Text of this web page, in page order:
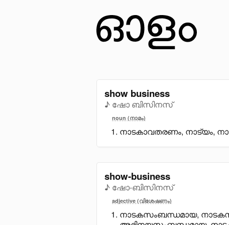
show business
♪ ഷോ ബിസിനസ്
noun (നാമം)
നാടകാവതരണം, നാട്യം,
show-business
♪ ഷോ-ബിസിനസ്
adjective (വിശേഷണം)
നാടകസംബന്ധമായ,